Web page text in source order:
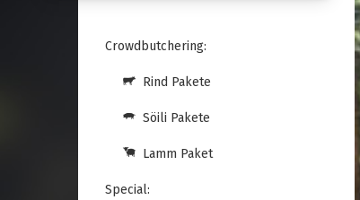
Crowdbutchering:
Rind Pakete
Söili Pakete
Lamm Paket
Special: